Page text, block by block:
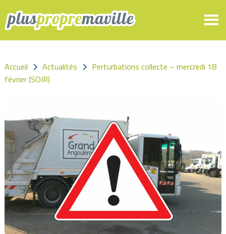
Accueil Actualités
Perturbations collecte – mercredi 18
février (SOIR)